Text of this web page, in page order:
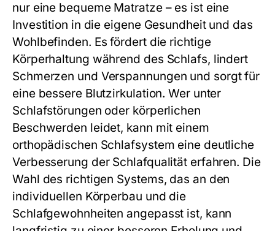
nur eine bequeme Matratze – es ist eine
Investition in die eigene Gesundheit und das
Wohlbefinden. Es fördert die richtige
Körperhaltung während des Schlafs, lindert
Schmerzen und Verspannungen und sorgt für
eine bessere Blutzirkulation. Wer unter
Schlafstörungen oder körperlichen
Beschwerden leidet, kann mit einem
orthopädischen Schlafsystem eine deutliche
Verbesserung der Schlafqualität erfahren. Die
Wahl des richtigen Systems, das an den
individuellen Körperbau und die
Schlafgewohnheiten angepasst ist, kann